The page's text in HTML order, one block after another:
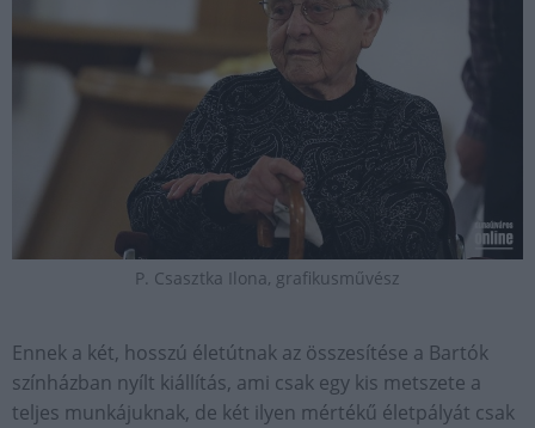
P. Csasztka Ilona, grafikusművész
Ennek a két, hosszú életútnak az összesítése a Bartók
színházban nyílt kiállítás, ami csak egy kis metszete a
teljes munkájuknak, de két ilyen mértékű életpályát csak